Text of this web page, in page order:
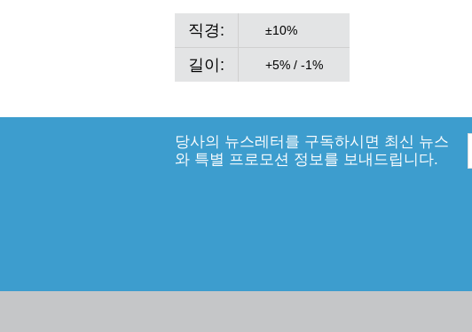
직경: ±10%
길이: +5% / -1%
당사의 뉴스레터를 구독하시면 최신 뉴스
와 특별 프로모션 정보를 보내드립니다.